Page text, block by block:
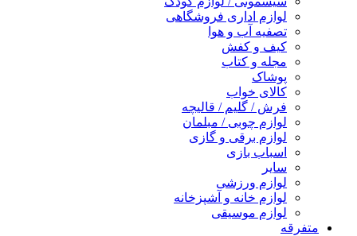
لوازم اداری فروشگاهی
تصفیه آب و هوا
کیف و کفش
مجله و کتاب
پوشاک
کالای خواب
فرش / گلیم / قالیچه
لوازم چوبی / مبلمان
لوازم برقی و گازی
اسباب بازی
سایر
لوازم ورزشی
لوازم خانه و آشپزخانه
لوازم موسیقی
متفرقه